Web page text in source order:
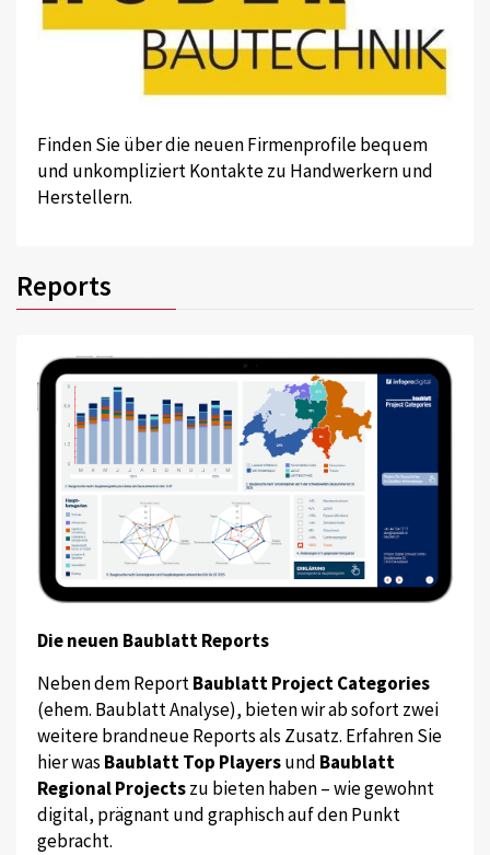
Finden Sie über die neuen Firmenprofile bequem
und unkompliziert Kontakte zu Handwerkern und
Herstellern.
Reports
Die neuen Baublatt Reports
Neben dem ReportBaublatt Project Categories
(ehem. Baublatt Analyse), bieten wir ab sofort zwei
weitere brandneue Reports als Zusatz. Erfahren Sie
hier was Baublatt Top Playersund Baublatt
Regional Projectszu bieten haben – wie gewohnt
digital, prägnant und graphisch auf den Punkt
gebracht.